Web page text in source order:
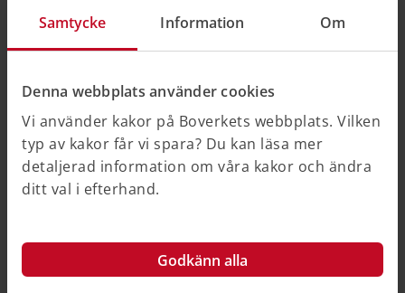
Samtycke Information Om
Denna webbplats använder cookies
Vi använder kakor på Boverkets webbplats. Vilken
typ av kakor får vi spara? Du kan läsa mer
detaljerad information om våra kakor och ändra
ditt val i efterhand.
Godkänn alla
2026. Den behandlar ärenden som påbörjades
före detta datum, där byggherren valt att
regleringen i EKS.
Publikationen kommer inte att uppdateras. Den var
tidigare publicerad som webbtext i PBL
kunskapsbanken under perioden januari 2017-juni
2026 och ges nu ut i oförändrad form som en